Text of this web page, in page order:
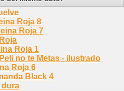
Roja 8
Roja 7
Roja 1
no te Metas - ilustrado
Roja 6
Black 4
dura